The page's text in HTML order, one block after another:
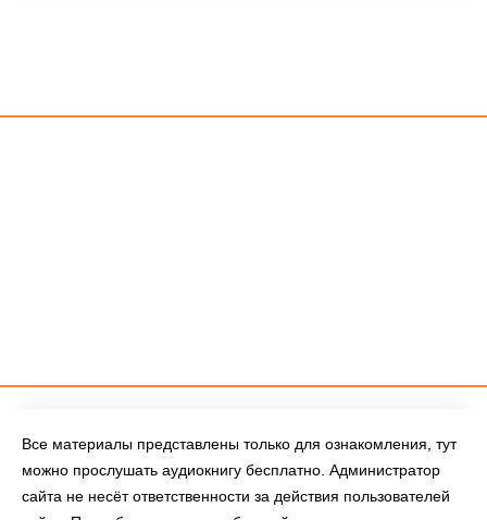
Все материалы представлены только для ознакомления, тут
можно прослушать аудиокнигу бесплатно. Администратор
сайта не несёт ответственности за действия пользователей